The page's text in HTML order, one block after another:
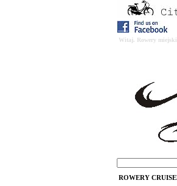
Witaj. Rowery
ROWERY